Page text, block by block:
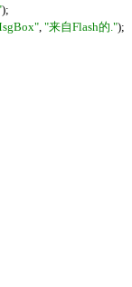
);
"来自Flash的.");